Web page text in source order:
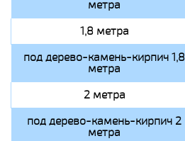
метра
1,8 метра
под дерево-камень-кирпич 1,8
метра
2 метра
под дерево-камень-кирпич 2
метра